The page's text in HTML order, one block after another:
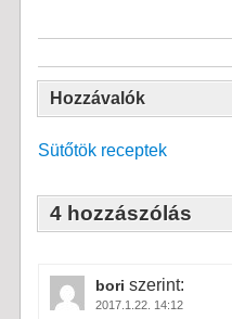
Hozzávalók
Sütőtök receptek
4 hozzászólás
bori szerint:
2017.1.22. 14:12